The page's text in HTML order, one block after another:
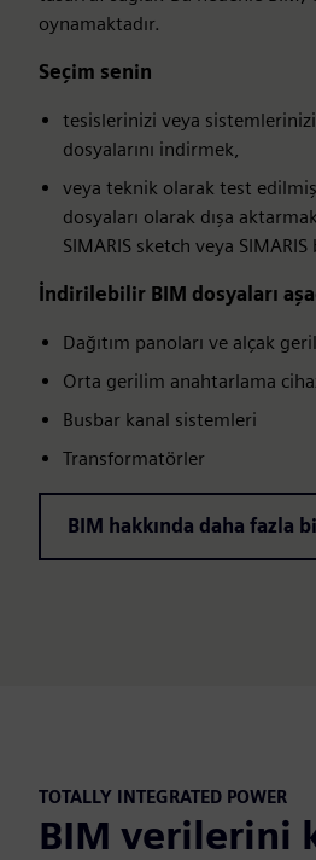
oynamaktadır.
Seçim senin
tesislerinizi veya
dosyalarını indirmek,
veya teknik olarak test
dosyaları olarak dışa
SIMARIS sketch veya
İndirilebilir BIM dosyaları
Dağıtım panoları ve alçak
Orta gerilim anahtarlama
Busbar kanal sistemleri
Transformatörler
BIM hakkında daha fazla
TOTALLY INTEGRATED POWER
BIM verilerini